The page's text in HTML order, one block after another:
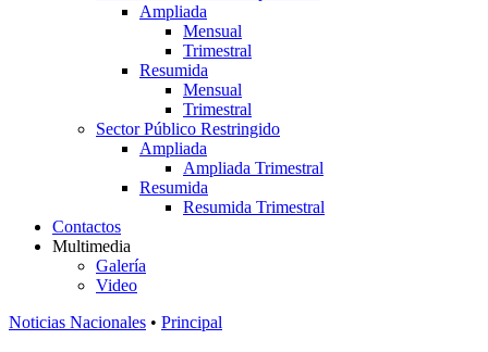
Ampliada
Mensual
Trimestral
Resumida
Mensual
Trimestral
Sector Público Restringido
Ampliada
Ampliada Trimestral
Resumida
Resumida Trimestral
Contactos
Multimedia
Galería
Video
Noticias Nacionales • Principal